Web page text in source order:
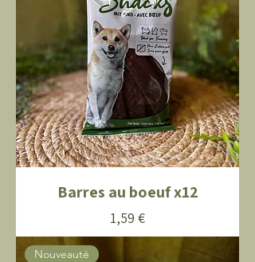
Barres au boeuf x12
Prix
1,59 €
Nouveauté